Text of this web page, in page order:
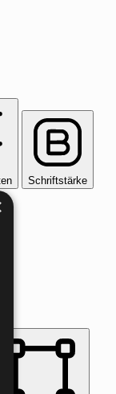
Schriftstärke